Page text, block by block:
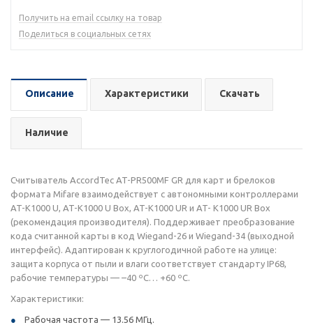
Получить на email ссылку на товар
Поделиться в социальных сетях
Описание Характеристики Скачать
Наличие
Считыватель AccordTec AT-PR500MF GR для карт и брелоков
формата Mifare взаимодействует с автономными контроллерами
AT-K1000 U, AT-K1000 U Box, AT-K1000 UR и AT- K1000 UR Box
(рекомендация производителя). Поддерживает преобразование
кода считанной карты в код Wiegand-26 и Wiegand-34 (выходной
интерфейс). Адаптирован к круглогодичной работе на улице:
защита корпуса от пыли и влаги соответствует стандарту IP68,
рабочие температуры — –40 ºС… +60 ºС.
Характеристики:
Рабочая частота — 13.56 МГц.